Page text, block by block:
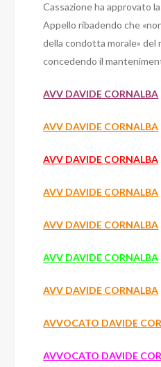
Cassazione ha approvato
Appello ribadendo che
della condotta morale» del
concedendo il
AVV DAVIDE CORNALBA
AVV DAVIDE CORNALBA
AVV DAVIDE CORNALBA
AVV DAVIDE CORNALBA
AVV DAVIDE CORNALBA
AVV DAVIDE CORNALBA
AVV DAVIDE CORNALBA
AVVOCATO DAVIDE
AVVOCATO DAVIDE